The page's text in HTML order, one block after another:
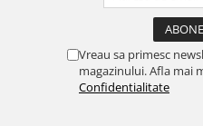
Vreau sa primesc
magazinului. Afla mai
Confidentialitate